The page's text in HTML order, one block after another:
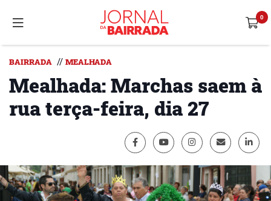
BAIRRADA // MEALHADA
Mealhada: Marchas saem à
rua terça-feira, dia 27